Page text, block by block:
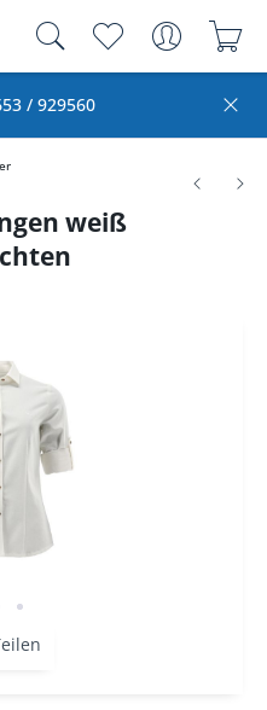
/ 929560
weiß